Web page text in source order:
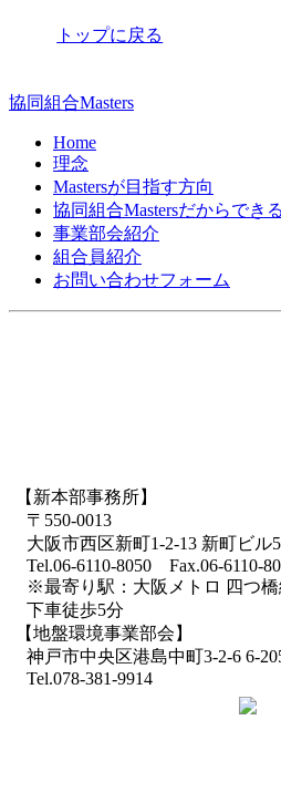
ー
トップに戻る
協同組合Masters
Home
理念
Mastersが目指す方向
協同組合Mastersだからできる
事業部会紹介
組合員紹介
お問い合わせフォーム
【新本部事務所】
〒550-0013
大阪市西区新町1-2-13 新町ビル
Tel.06-6110-8050 Fax.06-6110-
※最寄り駅：大阪メトロ 四つ橋
下車徒歩5分
【地盤環境事業部会】
神戸市中央区港島中町3-2-6 6-
Tel.078-381-9914